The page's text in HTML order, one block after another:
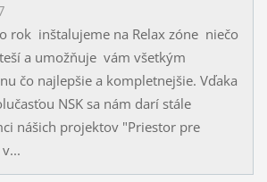
rok inštalujeme na Relax zóne niečo
a umožňuje vám všetkým
čo najlepšie a kompletnejšie. Vďaka
NSK sa nám darí stále
nášich projektov "Priestor pre